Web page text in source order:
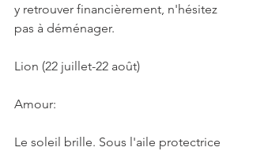
y retrouver financièrement, n'hésitez
pas à déménager.
Lion (22 juillet-22 août)
Amour:
Le soleil brille. Sous l'aile protectrice